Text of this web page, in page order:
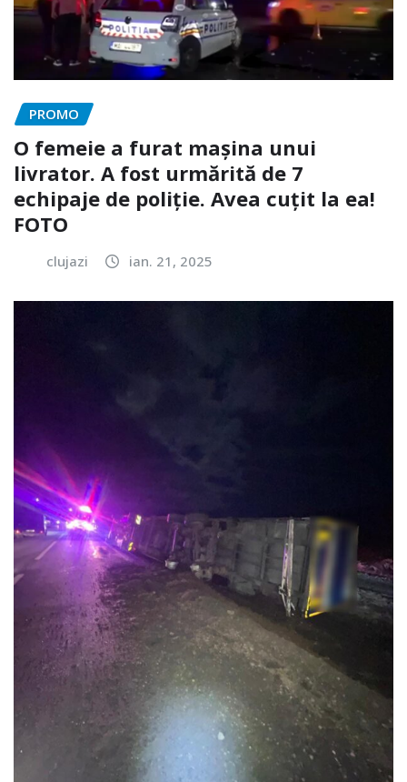
PROMO
O femeie a furat mașina unui
livrator. A fost urmărită de 7
echipaje de poliție. Avea cuțit la ea!
FOTO
clujazi ian. 21, 2025